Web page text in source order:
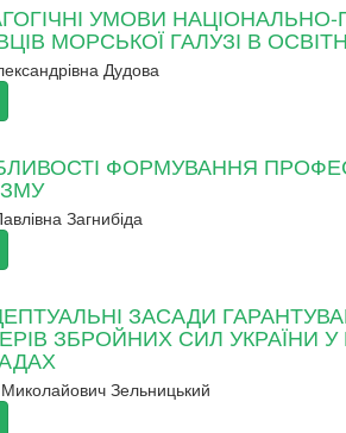
УМОВИ
МОРСЬКОЇ ГАЛУЗІ В
Дудова
ФОРМУВАННЯ
Загнибіда
ЗАСАДИ
ЗБРОЙНИХ СИЛ УКРАЇНИ
Зельницький